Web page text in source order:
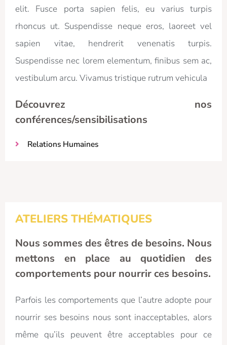
elit. Fusce porta sapien felis, eu varius turpis
rhoncus ut. Suspendisse neque eros, laoreet vel
sapien vitae, hendrerit venenatis turpis.
Suspendisse nec lorem elementum, finibus sem ac,
vestibulum arcu. Vivamus tristique rutrum vehicula
Découvrez nos
conférences/sensibilisations
Relations Humaines
ATELIERS THÉMATIQUES
Nous sommes des êtres de besoins. Nous
mettons en place au quotidien des
comportements pour nourrir ces besoins.
Parfois les comportements que l’autre adopte pour
nourrir ses besoins nous sont inacceptables, alors
même qu’ils peuvent être acceptables pour ce